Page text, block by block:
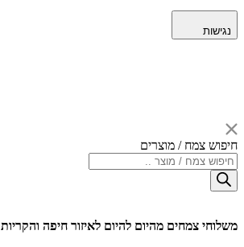
נגישות
חיפוש צמח / מוצרים
Products
search
משלוחי צמחים מהיום להיום לאיזור חיפה והקריות